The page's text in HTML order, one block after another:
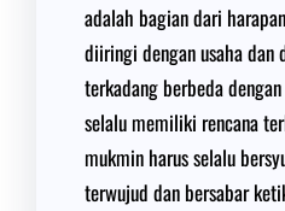
adalah bagian dari
diiringi dengan usaha dan
terkadang berbeda
selalu memiliki rencana
mukmin harus selalu
terwujud dan bersabar